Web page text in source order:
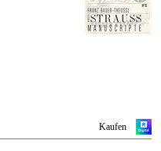
CDs, hat sich
Jahren gehört zu
Kaufen